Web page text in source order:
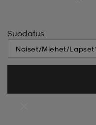
Suodatus
Naiset/Miehet/Lapset